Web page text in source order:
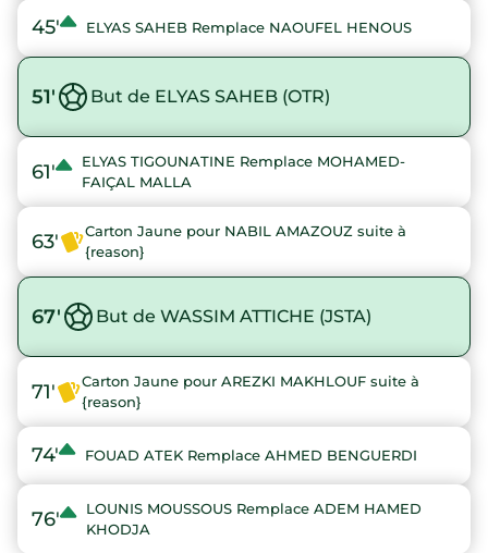
45' ELYAS SAHEB Remplace NAOUFEL HENOUS
51' But de ELYAS SAHEB (OTR)
61'
ELYAS TIGOUNATINE Remplace MOHAMED-
FAIÇAL MALLA
63'
Carton Jaune pour NABIL AMAZOUZ suite à
{reason}
67' But de WASSIM ATTICHE (JSTA)
71'
Carton Jaune pour AREZKI MAKHLOUF suite à
{reason}
74' FOUAD ATEK Remplace AHMED BENGUERDI
76'
LOUNIS MOUSSOUS Remplace ADEM HAMED
KHODJA